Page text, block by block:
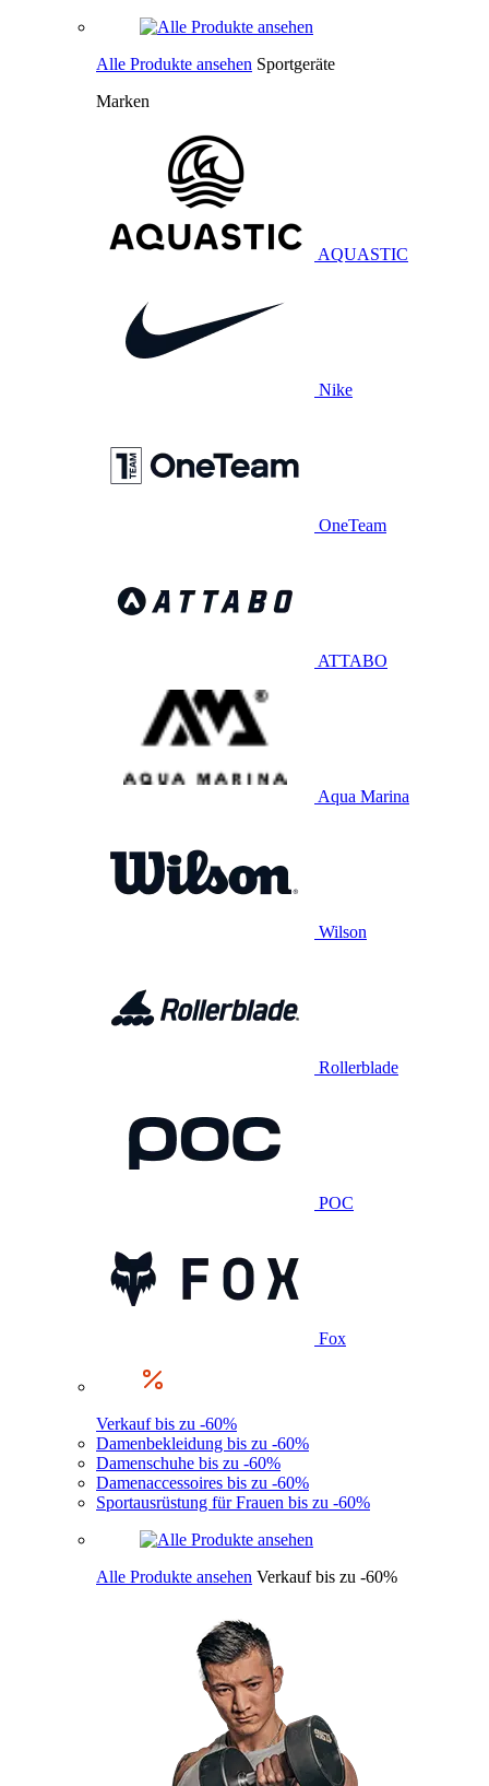
Alle Produkte ansehen Sportgeräte
Marken
AQUASTIC
Nike
OneTeam
ATTABO
Aqua Marina
Wilson
Rollerblade
POC
Fox
Verkauf bis zu -60%
Damenbekleidung bis zu -60%
Damenschuhe bis zu -60%
Damenaccessoires bis zu -60%
Sportausrüstung für Frauen bis zu -60%
Alle Produkte ansehen Verkauf bis zu -60%